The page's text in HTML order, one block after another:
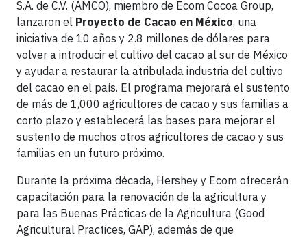
S.A. de C.V. (AMCO), miembro de Ecom Cocoa Group,
lanzaron el Proyecto de Cacao en México, una
iniciativa de 10 años y 2.8 millones de dólares para
volver a introducir el cultivo del cacao al sur de México
y ayudar a restaurar la atribulada industria del cultivo
del cacao en el país. El programa mejorará el sustento
de más de 1,000 agricultores de cacao y sus familias a
corto plazo y establecerá las bases para mejorar el
sustento de muchos otros agricultores de cacao y sus
familias en un futuro próximo.
Durante la próxima década, Hershey y Ecom ofrecerán
capacitación para la renovación de la agricultura y
para las Buenas Prácticas de la Agricultura (Good
Agricultural Practices, GAP), además de que